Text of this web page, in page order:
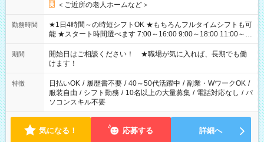
＜ご近所の老人ホームなど＞
勤務時間
★1日4時間～の時短シフトOK ★もちろんフルタイムシフトも可
能 ★スタート時間選べます 7:00～16:00 9:00～18:00 11:00～
20:00 など 残業なし！ ※Wワークの場合、他のお仕事と合わせ
週40時間超の就業はご案内できません ※法令に基づき、週20時
間以上勤務は社会保険への加入対象となります ※労働者派遣法
（日雇い派遣の原則禁止）により、短時間・短期間の就業はご
案内が難しい場合があります
期間
開始日はご相談ください！ ★職場が気に入れば、長期でも働
けます！
特徴 日払いOK / 履歴書不要 / 40～50代活躍中 / 副業・WワークOK /
服装自由 / シフト勤務 / 10名以上の大量募集 / 電話対応なし / パ
ソコンスキル不要
気になる！ 応募する 詳細へ